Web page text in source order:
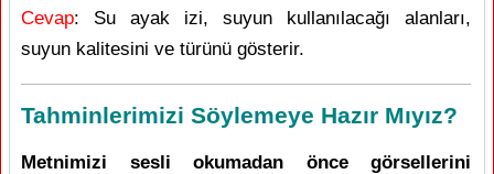
Cevap: Su ayak izi, suyun kullanılacağı alanları,
suyun kalitesini ve türünü gösterir.
Tahminlerimizi Söylemeye Hazır Mıyız?
Metnimizi sesli okumadan önce görsellerini